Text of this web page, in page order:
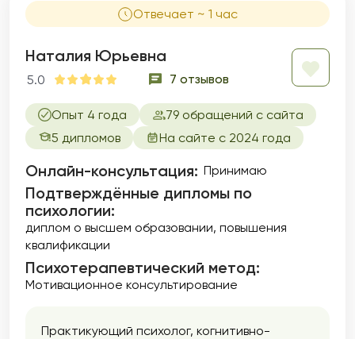
Отвечает ~ 1 час
Наталия Юрьевна
5.0 7 отзывов
Опыт 4 года
79 обращений с сайта
5 дипломов
На сайте с 2024 года
Онлайн-консультация: Принимаю
Подтверждённые дипломы по
психологии:
диплом о высшем образовании повышения
квалификации
Психотерапевтический метод:
Мотивационное консультирование
Практикующий психолог, когнитивно-